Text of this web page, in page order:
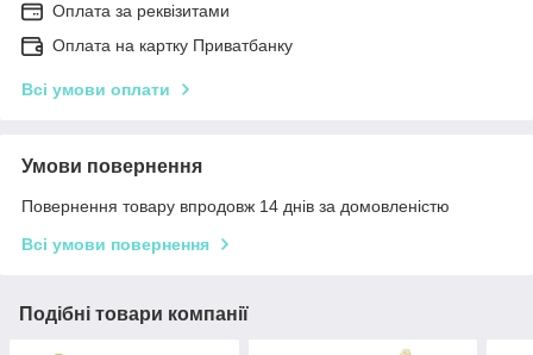
Оплата за реквізитами
Оплата на картку Приватбанку
Всі умови оплати
Умови повернення
Повернення товару впродовж 14 днів за домовленістю
Всі умови повернення
Подібні товари компанії